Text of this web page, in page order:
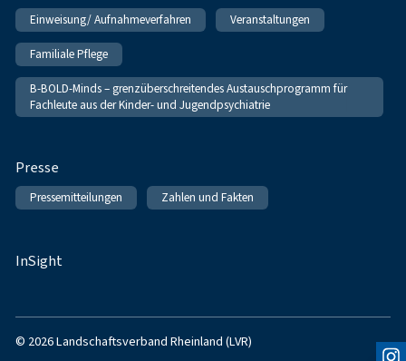
Einweisung/ Aufnahmeverfahren Veranstaltungen
Familiale Pflege
B-BOLD-Minds – grenzüberschreitendes Austauschprogramm für
Fachleute aus der Kinder- und Jugendpsychiatrie
Presse
Pressemitteilungen Zahlen und Fakten
InSight
© 2026 Landschaftsverband Rheinland (LVR)